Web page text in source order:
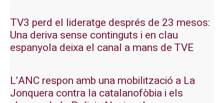
TV3 perd el lideratge després de 23 mesos:
Una deriva sense continguts i en clau
espanyola deixa el canal a mans de TVE
L’ANC respon amb una mobilització a La
Jonquera contra la catalanofòbia i els